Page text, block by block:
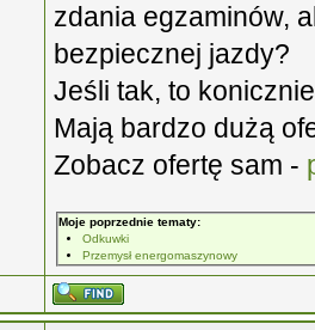
zdania egzaminów,
bezpiecznej jazdy?
Jeśli tak, to
Mają bardzo dużą
Zobacz ofertę sam -
Moje poprzednie tematy:
Odkuwki
Przemysł energomaszynowy